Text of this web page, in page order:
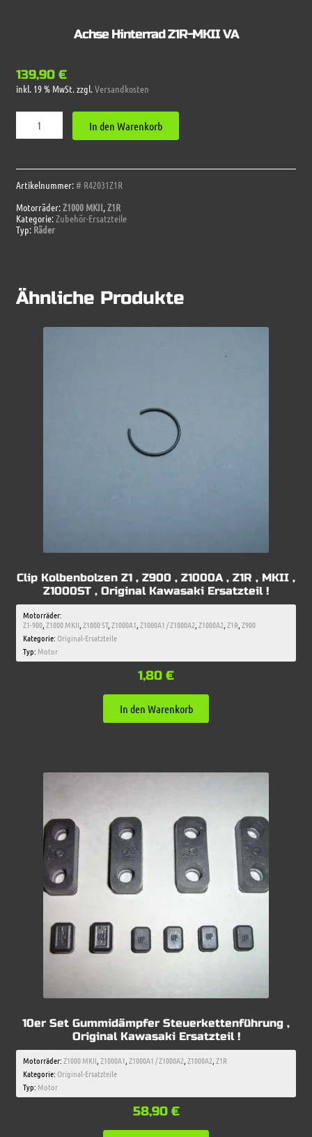
Achse Hinterrad Z1R-MKII VA
139,90 €
inkl. 19 % MwSt.zzgl.Versandkosten
Hinterrad
VA
Menge
In den Warenkorb
Artikelnummer:# R42031Z1R
Motorräder:Z1000 MKII,Z1R
Kategorie:Zubehör-Ersatzteile
Typ: Räder
Ähnliche Produkte
Clip Kolbenbolzen Z1 , Z900 , Z1000A , Z1R , MKII ,
Z1000ST , Original Kawasaki Ersatzteil !
Motorräder:
Z1-900, Z1000 MKII Z1000 ST, Z1000A1 Z1000A1 / Z1000A2 Z1000A2 Z1R, Z900
Kategorie:Original-Ersatzteile
Typ: Motor
1,80 €
In den Warenkorb
10er Set Gummidämpfer Steuerkettenführung ,
Original Kawasaki Ersatzteil !
Motorräder:Z1000 MKII,Z1000A1,Z1000A1 / Z1000A2,Z1000A2,Z1R
Kategorie:Original-Ersatzteile
Typ: Motor
58,90 €